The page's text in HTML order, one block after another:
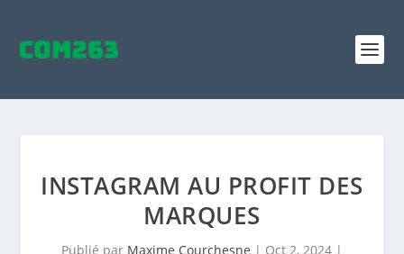
INSTAGRAM AU PROFIT DES
MARQUES
Publié par Maxime Courchesne | Oct 2, 2024 |